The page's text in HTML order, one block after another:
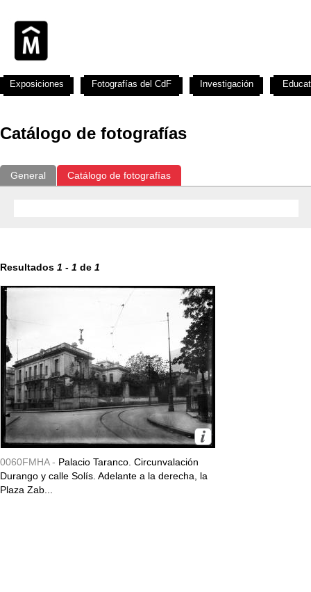
Catálogo de fotografías
General Catálogo de fotografías
Resultados 1 - 1 de 1
0060FMHA - Palacio Taranco. Circunvalación
Durango y calle Solís. Adelante a la derecha, la
Plaza Zab...
Exposiciones Fotografías del CdF Investigación